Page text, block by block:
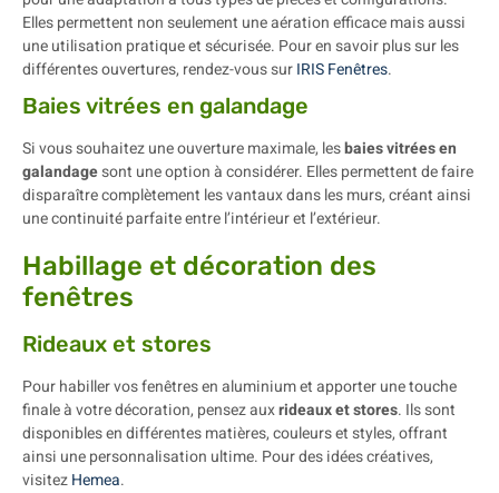
Elles permettent non seulement une aération efficace mais aussi
une utilisation pratique et sécurisée. Pour en savoir plus sur les
différentes ouvertures, rendez-vous surIRIS Fenêtres.
Baies vitrées en galandage
Si vous souhaitez une ouverture maximale, lesbaies vitrées en
galandagesont une option à considérer. Elles permettent de faire
disparaître complètement les vantaux dans les murs, créant ainsi
une continuité parfaite entre l’intérieur et l’extérieur.
Habillage et décoration des
fenêtres
Rideaux et stores
Pour habiller vos fenêtres en aluminium et apporter une touche
finale à votre décoration, pensez auxrideaux et stores. Ils sont
disponibles en différentes matières, couleurs et styles, offrant
ainsi une personnalisation ultime. Pour des idées créatives,
visitezHemea.